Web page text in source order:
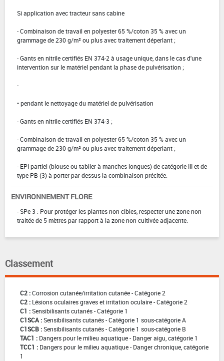
Si application avec tracteur sans cabine
- Combinaison de travail en polyester 65 %/coton 35 % avec un
grammage de 230 g/m² ou plus avec traitement déperlant ;
- Gants en nitrile certifiés EN 374-2 à usage unique, dans le cas d'une
intervention sur le matériel pendant la phase de pulvérisation ;
-
• pendant le nettoyage du matériel de pulvérisation
- Gants en nitrile certifiés EN 374-3 ;
- Combinaison de travail en polyester 65 %/coton 35 % avec un
grammage de 230 g/m² ou plus avec traitement déperlant ;
- EPI partiel (blouse ou tablier à manches longues) de catégorie III et de
type PB (3) à porter par-dessus la combinaison précitée.
ENVIRONNEMENT FLORE
- SPe 3 : Pour protéger les plantes non cibles, respecter une zone non
traitée de 5 mètres par rapport à la zone non cultivée adjacente.
Classement
C2 :Corrosion cutanée/irritation cutanée - Catégorie 2
C2 : Lésions oculaires graves et irritation oculaire - Catégorie 2
C1 :Sensibilisants cutanés - Catégorie 1
C1SCA :Sensibilisants cutanés - Catégorie 1 sous-catégorie A
C1SCB :Sensibilisants cutanés - Catégorie 1 sous-catégorie B
TAC1 : Dangers pour le milieu aquatique - Danger aigu, catégorie 1
TCC1 : Dangers pour le milieu aquatique - Danger chronique, catégorie
1